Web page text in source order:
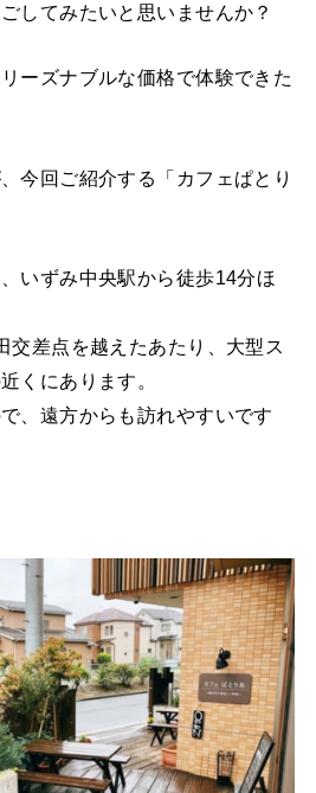
してみたいと思いませんか？
ーズナブルな価格で体験できた
今回ご紹介する「カフェぱとり
いずみ中央駅から徒歩14分ほ
交差点を越えたあたり、大型ス
くにあります。
、遠方からも訪れやすいです